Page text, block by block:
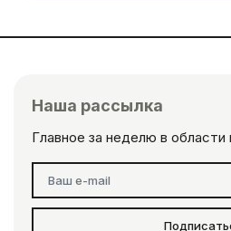
Наша рассылка
Главное за неделю в области